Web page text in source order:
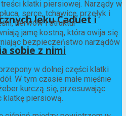
leku Caduet i
sobie z nimi
klatki piersiowej. Narządy w
serce, tchawicę, przełyk i
nerwów i struktur
jamę kostną, która owija się
bezpieczeństwo narządów
w dolnej części klatki
W tym czasie małe mięśnie
kurczą się, przesuwając
klatkę piersiową.